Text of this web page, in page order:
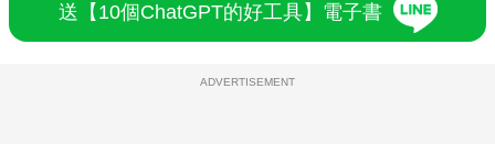
送【10個ChatGPT的好工具】電子書
ADVERTISEMENT